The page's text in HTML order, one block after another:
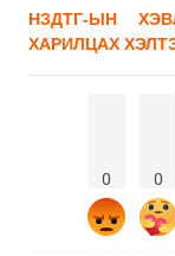
НЗДТГ-ЫН
ХАРИЛЦАХ
0 0